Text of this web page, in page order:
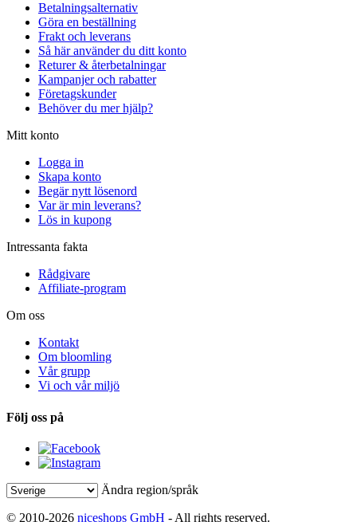
Betalningsalternativ
Göra en beställning
Frakt och leverans
Så här använder du ditt konto
Returer & återbetalningar
Kampanjer och rabatter
Företagskunder
Behöver du mer hjälp?
Mitt konto
Logga in
Skapa konto
Begär nytt lösenord
Var är min leverans?
Lös in kupong
Intressanta fakta
Rådgivare
Affiliate-program
Om oss
Kontakt
Om bloomling
Vår grupp
Vi och vår miljö
Följ oss på
Ändra region/språk
© 2010-2026 niceshops GmbH - All rights reserved.